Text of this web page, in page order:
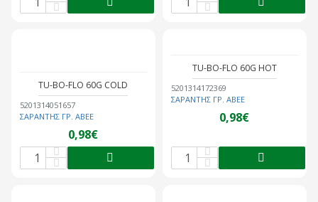
5201314051657
ΣΑΡΑΝΤΗΣ ΓΡ. ΑΒΕΕ
TU-BO-FLO 60G COLD
0,98€
5201314172369
ΣΑΡΑΝΤΗΣ ΓΡ. ΑΒΕΕ
TU-BO-FLO 60G HOT
0,98€